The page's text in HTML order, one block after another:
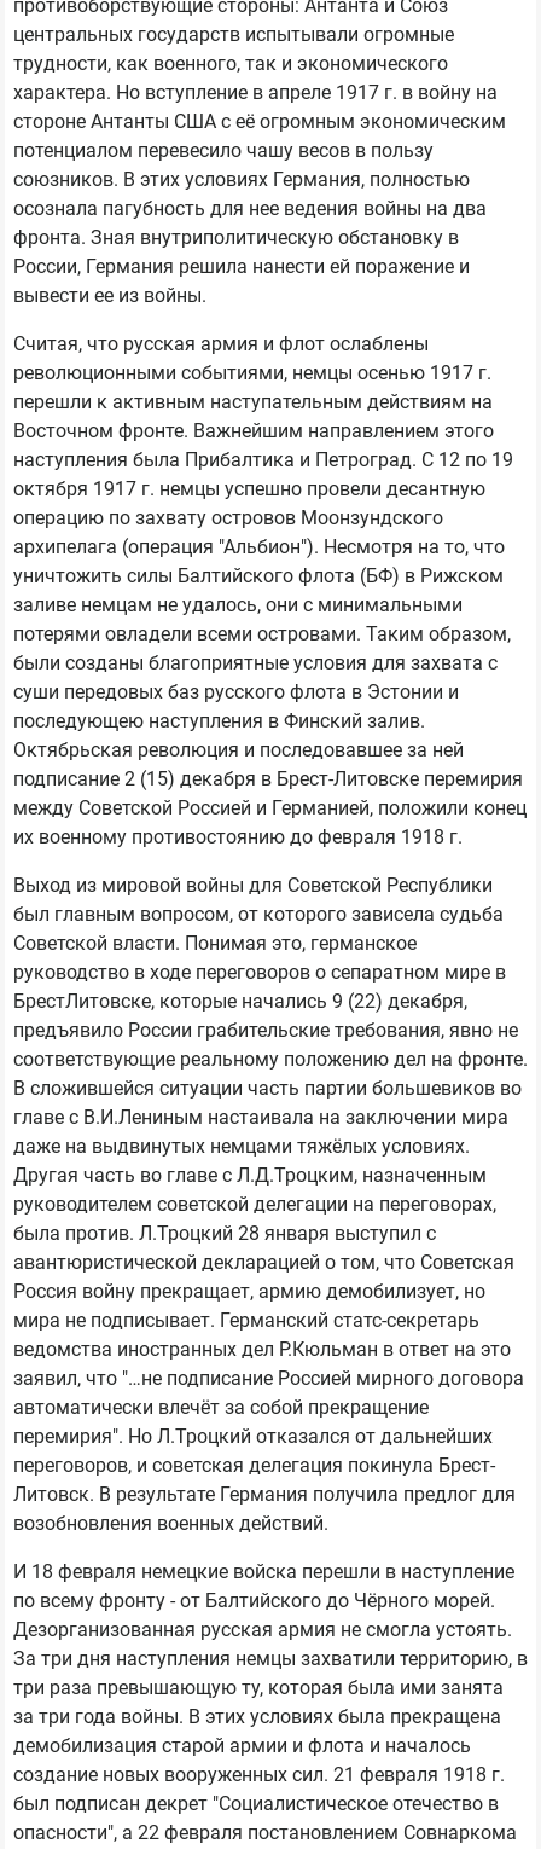
противоборствующие стороны: Антанта и Союз
центральных государств испытывали огромные
трудности, как военного, так и экономического
характера. Но вступление в апреле 1917 г. в войну на
стороне Антанты США с её огромным экономическим
потенциалом перевесило чашу весов в пользу
союзников. В этих условиях Германия, полностью
осознала пагубность для нее ведения войны на два
фронта. Зная внутриполитическую обстановку в
России, Германия решила нанести ей поражение и
вывести ее из войны.
Считая, что русская армия и флот ослаблены
революционными событиями, немцы осенью 1917 г.
перешли к активным наступательным действиям на
Восточном фронте. Важнейшим направлением этого
наступления была Прибалтика и Петроград. С 12 по 19
октября 1917 г. немцы успешно провели десантную
операцию по захвату островов Моонзундского
архипелага (операция "Альбион"). Несмотря на то, что
уничтожить силы Балтийского флота (БФ) в Рижском
заливе немцам не удалось, они с минимальными
потерями овладели всеми островами. Таким образом,
были созданы благоприятные условия для захвата с
суши передовых баз русского флота в Эстонии и
последующею наступления в Финский залив.
Октябрьская революция и последовавшее за ней
подписание 2 (15) декабря в Брест-Литовске перемирия
между Советской Россией и Германией, положили конец
их военному противостоянию до февраля 1918 г.
Выход из мировой войны для Советской Республики
был главным вопросом, от которого зависела судьба
Советской власти. Понимая это, германское
руководство в ходе переговоров о сепаратном мире в
БрестЛитовске, которые начались 9 (22) декабря,
предъявило России грабительские требования, явно не
соответствующие реальному положению дел на фронте.
В сложившейся ситуации часть партии большевиков во
главе с В.И.Лениным настаивала на заключении мира
даже на выдвинутых немцами тяжёлых условиях.
Другая часть во главе с Л.Д.Троцким, назначенным
руководителем советской делегации на переговорах,
была против. Л.Троцкий 28 января выступил с
авантюристической декларацией о том, что Советская
Россия войну прекращает, армию демобилизует, но
мира не подписывает. Германский статс-секретарь
ведомства иностранных дел Р.Кюльман в ответ на это
заявил, что "…не подписание Россией мирного договора
автоматически влечёт за собой прекращение
перемирия". Но Л.Троцкий отказался от дальнейших
переговоров, и советская делегация покинула Брест-
Литовск. В результате Германия получила предлог для
возобновления военных действий.
И 18 февраля немецкие войска перешли в наступление
по всему фронту - от Балтийского до Чёрного морей.
Дезорганизованная русская армия не смогла устоять.
За три дня наступления немцы захватили территорию, в
три раза превышающую ту, которая была ими занята
за три года войны. В этих условиях была прекращена
демобилизация старой армии и флота и началось
создание новых вооруженных сил. 21 февраля 1918 г.
был подписан декрет "Социалистическое отечество в
опасности", а 22 февраля постановлением Совнаркома